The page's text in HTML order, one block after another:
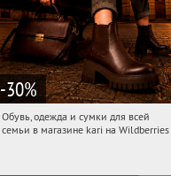
-30%
04:31:49 Получили:
Обувь, одежда и сумки для всей
семьи в магазине kari на Wildberries